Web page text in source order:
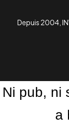
Depuis 2004,
Ni pub, ni
a